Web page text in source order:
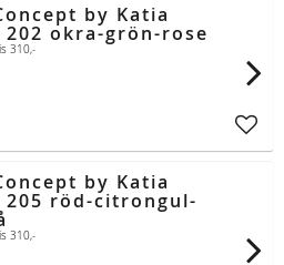
by Katia
okra-grön-rose
310,-
by Katia
205 röd-citrongul-
310,-